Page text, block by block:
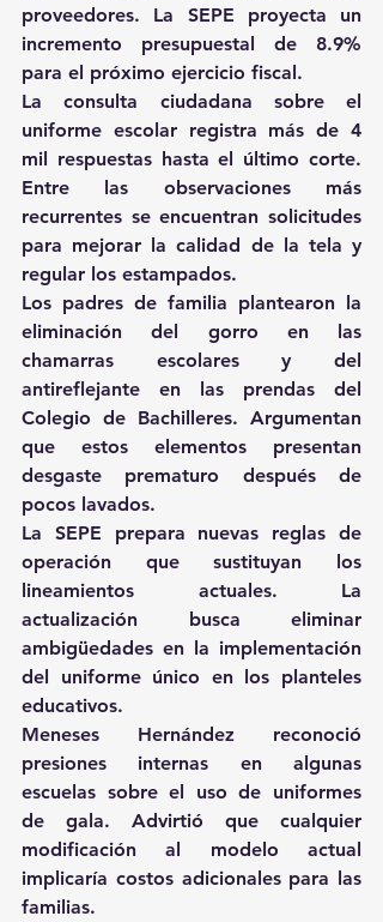
proveedores. La SEPE proyecta un
incremento presupuestal de 8.9%
para el próximo ejercicio fiscal.
La consulta ciudadana sobre el
uniforme escolar registra más de 4
mil respuestas hasta el último corte.
Entre las observaciones más
recurrentes se encuentran solicitudes
para mejorar la calidad de la tela y
regular los estampados.
Los padres de familia plantearon la
eliminación del gorro en las
chamarras escolares y del
antireflejante en las prendas del
Colegio de Bachilleres. Argumentan
que estos elementos presentan
desgaste prematuro después de
pocos lavados.
La SEPE prepara nuevas reglas de
operación que sustituyan los
lineamientos actuales. La
actualización busca eliminar
ambigüedades en la implementación
del uniforme único en los planteles
educativos.
Meneses Hernández reconoció
presiones internas en algunas
escuelas sobre el uso de uniformes
de gala. Advirtió que cualquier
modificación al modelo actual
implicaría costos adicionales para las
familias.